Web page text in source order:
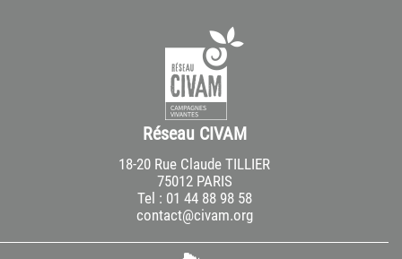
Réseau CIVAM
18-20 Rue Claude TILLIER
75012 PARIS
Tel : 01 44 88 98 58
contact@civam.org